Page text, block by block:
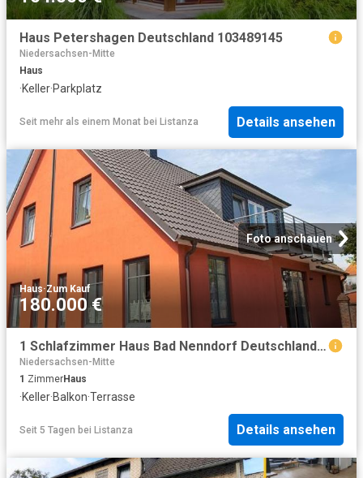
Haus Petershagen Deutschland 103489145
Niedersachsen-Mitte
Haus
·Keller·Parkplatz
Seit mehr als einem Monat bei Listanza Details ansehen
Foto anschauen
Haus·Zum Kauf
180.000 €
1 Schlafzimmer Haus Bad Nenndorf Deutschland 104799510
Niedersachsen-Mitte
1 ZimmerHaus
·Keller·Balkon·Terrasse
Seit 5 Tagen bei Listanza Details ansehen